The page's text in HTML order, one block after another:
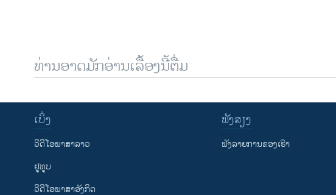
ທ່ານອາດມັກອ່ານເລື້ອງນີ້ຕື່ມ
ເບິ່ງ
ວີດີໂອພາສາລາວ
ຢູທູບ
ວີດີໂອພາສາອັງກິດ
ຟັງສຽງ
ຟັງລາຍການຂອງເຮົາ